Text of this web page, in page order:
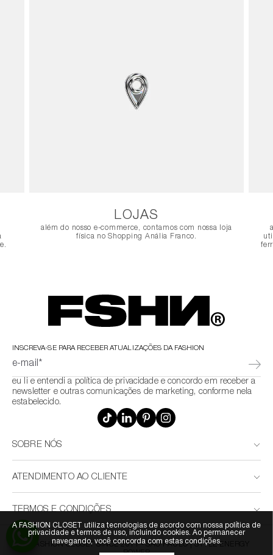
LOJAS
além do nosso e-commerce, contamos com nossa loja
física no Shopping Anália Franco.
INSCREVA-SE PARA RECEBER ATUALIZAÇÕES DA FASHION
e-mail*
eu li e entendi a política de privacidade e concordo em receber a
newsletter e outras comunicações de marketing, conforme nela
estabelecido.
SOBRE NÓS
ATENDIMENTO AO CLIENTE
TERMOS E CONDIÇÕES
© FASHION CLOSET SINCE 2011 - SÃO PAULO | STYLE ENERGY
POWER
A FASHION CLOSET utiliza tecnologias de acordo com nossa política de
privacidade e termos de uso, incluindo cookies. Ao permanecer
navegando, você concorda com estas condições.